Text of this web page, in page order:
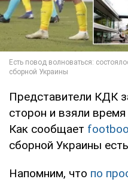
Представители КДК
сторон и взяли
Как сообщает
сборной Украины
Напомним, что по